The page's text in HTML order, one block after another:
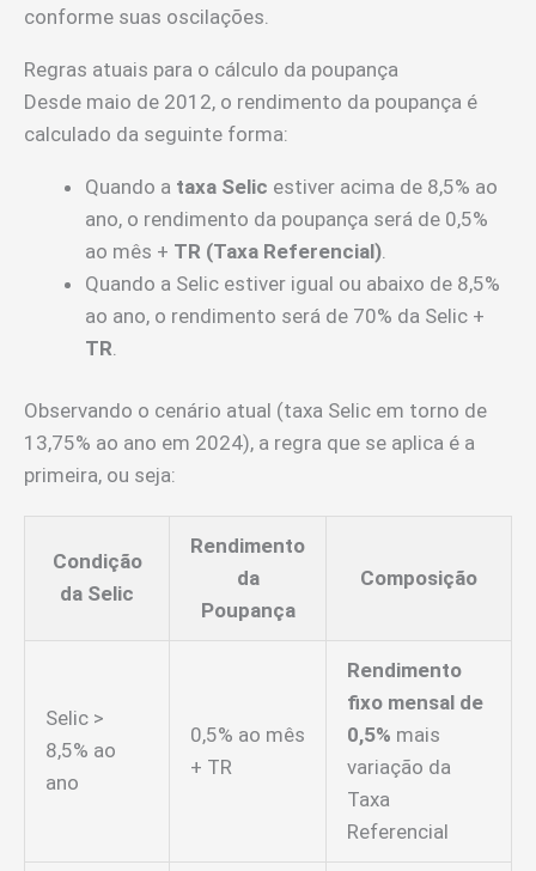
conforme suas oscilações.
Regras atuais para o cálculo da poupança
Desde maio de 2012, o rendimento da poupança é
calculado da seguinte forma:
Quando a taxa Selic estiver acima de 8,5% ao
ano, o rendimento da poupança será de 0,5%
ao mês + TR (Taxa Referencial)
Quando a Selic estiver igual ou abaixo de 8,5%
ao ano, o rendimento será de 70% da Selic +
TR
Observando o cenário atual (taxa Selic em torno de
13,75% ao ano em 2024), a regra que se aplica é a
primeira, ou seja:
Condição
da Selic
Rendimento
da
Poupança
Composição
Selic >
8,5% ao
ano
0,5% ao mês
+ TR
Rendimento
fixo mensal de
0,5% mais
variação da
Taxa
Referencial